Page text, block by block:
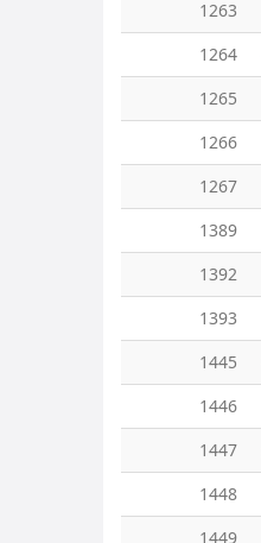
1263
1264
1265
1266
1267
1389
1392
1393
1445
1446
1447
1448
1449